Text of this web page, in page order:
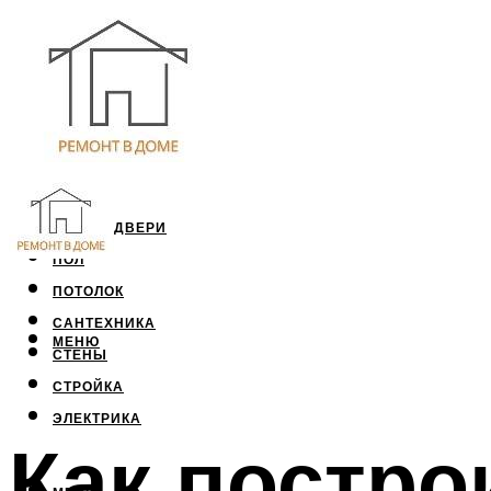
ОКНА И ДВЕРИ
ПОЛ
ПОТОЛОК
САНТЕХНИКА
СТЕНЫ
СТРОЙКА
ЭЛЕКТРИКА
МЕНЮ